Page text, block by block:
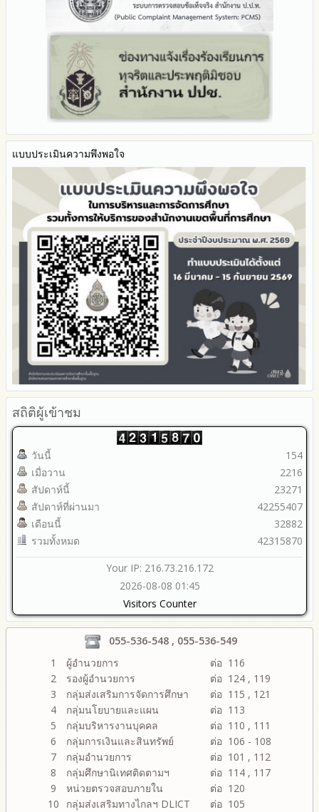
รายงานผลปี 2564
คู่มือหรือแนวทางการปฏิบัติงานของเจ้าหน้าที่
คู่มือหรือแนวทางการขอรับบริการสำหรับผู้รับบริการหรือผู้มา
ระบบการให้บริการผ่านช่องทางออนไลน์ (E-Service)
My Office
My School
SL-WEB
BRSS
ACC Tak2
ข้อมูลสถิติการให้บริการ
รายงานผลการดำเนินการป้องกันการทุจริตประจำปี
2568
2565
2564
2563
รายงานการกำกับติดตาม
มาตรการส่งเสริมคุณธรรมและความโปร่งใสภายใน สพท.
การนำผลการประเมิน ITA ไปสู่การพัฒนาองค์กร
รายงานผลการดำเนินการเพื่อส่งเสริมคุณธรรมและความโปร่งใส
ภายใน สพท. ประจำปีงบประมาณ
มาตราการให้ผู้มีส่วนได้ส่วนเสียมีส่วนร่วม
แบบประเมินความพึงพอใจ
สถิติผู้เข้าชม
วันนี้
เมื่อวาน
สัปดาห์นี้
สัปดาห์ที่ผ่านมา
เดือนนี้
รวมทั้งหมด
154
2216
23271
42255407
32882
42315870
Your IP: 216.73.216.172
2026-08-08 01:45
Visitors Counter
055-536-548 , 055-536-549
1
ผู้อำนวยการ
ต่อ 116
2
รองผู้อำนวยการ
ต่อ 124 , 119
3
กลุ่มส่งเสริมการจัดการศึกษา
ต่อ 115 , 121
4
กลุ่มนโยบายและแผน
ต่อ 113
5
กลุ่มบริหารงานบุคคล
ต่อ 110 , 111
6
กลุ่มการเงินและสินทรัพย์
ต่อ 106 - 108
7
กลุ่มอำนวยการ
ต่อ 101 , 112
8
กลุ่มศึกษานิเทศติดตามฯ
ต่อ 114 , 117
9
หน่วยตรวจสอบภายใน
ต่อ 120
10
กลุ่มส่งเสริมทางไกลฯ DLICT
ต่อ 105